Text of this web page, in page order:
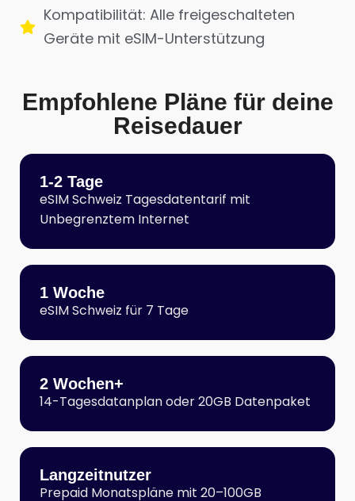
Kompatibilität: Alle freigeschalteten
Geräte mit eSIM-Unterstützung
Empfohlene Pläne für deine
Reisedauer
1-2 Tage
eSIM Schweiz Tagesdatentarif mit
Unbegrenztem Internet
1 Woche
eSIM Schweiz für 7 Tage
2 Wochen+
14-Tagesdatanplan oder 20GB Datenpaket
Langzeitnutzer
Prepaid Monatspläne mit 20–100GB